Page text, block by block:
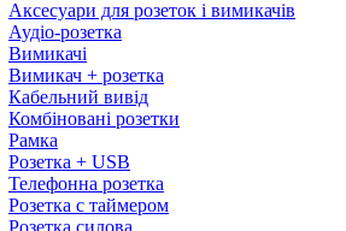
Аксесуари для розеток і вимикачів
Аудіо-розетка
Вимикачі
Вимикач + розетка
Кабельний вивід
Комбіновані розетки
Рамка
Розетка + USB
Телефонна розетка
Розетка с таймером
Розетка силова